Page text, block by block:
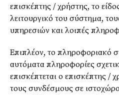
επισκέπτης / χρήστης, το
λειτουργικό του σύστημα,
υπηρεσιών και λοιπές
Επιπλέον, το πληροφοριακό
αυτόματα πληροφορίες
επισκέπτεται ο επισκέπτης /
τους συνδέσμους σε